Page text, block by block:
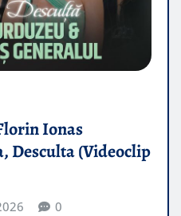
Ionas
Desculta (Videoclip
0